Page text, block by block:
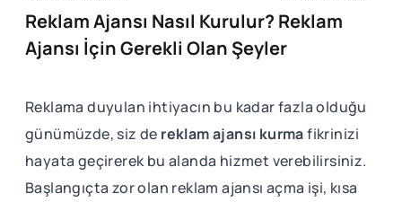
Reklam Ajansı Nasıl Kurulur? Reklam
Ajansı İçin Gerekli Olan Şeyler
Reklama duyulan ihtiyacın bu kadar fazla olduğu
günümüzde, siz de reklam ajansı kurmafikrinizi
hayata geçirerek bu alanda hizmet verebilirsiniz.
Başlangıçta zor olan reklam ajansı açma işi, kısa